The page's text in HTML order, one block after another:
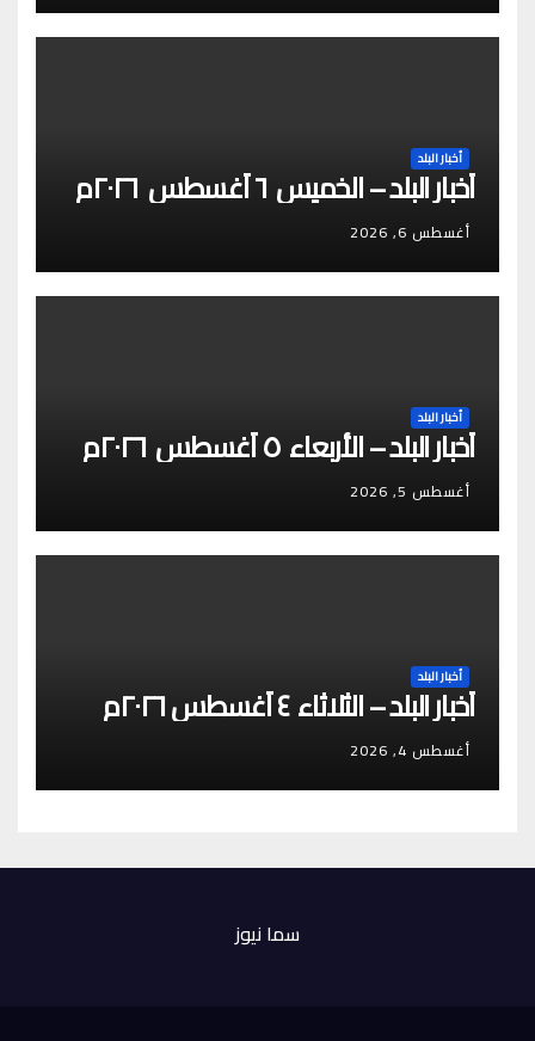
أخبار البلد
أخبار البلد – الخميس ٦ أغسطس ٢٠٢٦م
أغسطس 6, 2026
أخبار البلد
أخبار البلد – الأربعاء ٥ أغسطس ٢٠٢٦م
أغسطس 5, 2026
أخبار البلد
أخبار البلد – الثلاثاء ٤ أغسطس ٢٠٢٦م
أغسطس 4, 2026
سما نيوز